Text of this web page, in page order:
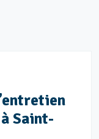
Saint-